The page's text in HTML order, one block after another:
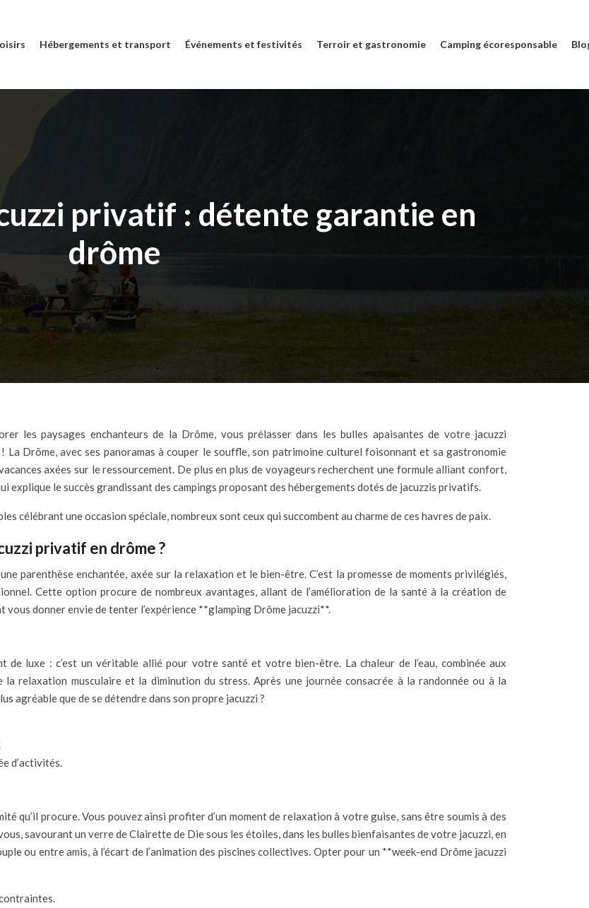
Hébergements et transport Événements et festivités Terroir et gastronomie Camping écoresponsable
privatif : détente garantie en
drôme
La Drôme, avec ses panoramas à couper le souffle, son patrimoine culturel foisonnant et sa gastronomie
axées sur le ressourcement. De plus en plus de voyageurs recherchent une formule alliant confort,
explique le succès grandissant des campings proposant des hébergements dotés de jacuzzis privatifs.
célébrant une occasion spéciale, nombreux sont ceux qui succombent au charme de ces havres de paix.
privatif en drôme ?
parenthèse enchantée, axée sur la relaxation et le bien-être. C’est la promesse de moments privilégiés,
Cette option procure de nombreux avantages, allant de l’amélioration de la santé à la création de
donner envie de tenter l’expérience **glamping Drôme jacuzzi**.
de luxe : c’est un véritable allié pour votre santé et votre bien-être. La chaleur de l’eau, combinée aux
la relaxation musculaire et la diminution du stress. Après une journée consacrée à la randonnée ou à la
agréable que de se détendre dans son propre jacuzzi ?
d’activités.
qu’il procure. Vous pouvez ainsi profiter d’un moment de relaxation à votre guise, sans être soumis à des
savourant un verre de Clairette de Die sous les étoiles, dans les bulles bienfaisantes de votre jacuzzi, en
ou entre amis, à l’écart de l’animation des piscines collectives. Opter pour un **week-end Drôme jacuzzi